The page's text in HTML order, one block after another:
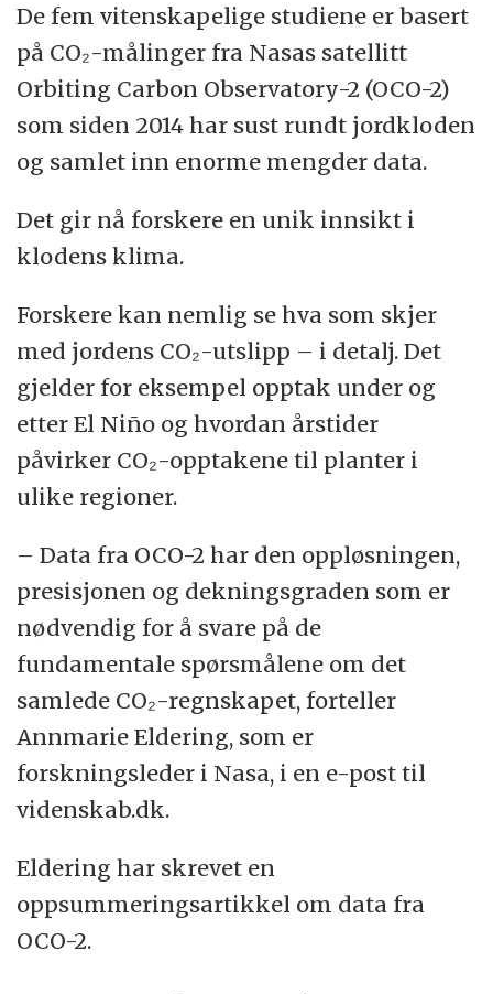
det samlede bidraget til den globale
oppvarmingen.
De fem vitenskapelige studiene er basert
på CO₂-målinger fra Nasas satellitt
Orbiting Carbon Observatory-2 (OCO-2)
som siden 2014 har sust rundt jordkloden
og samlet inn enorme mengder data.
Det gir nå forskere en unik innsikt i
klodens klima.
Forskere kan nemlig se hva som skjer
med jordens CO₂-utslipp – i detalj. Det
gjelder for eksempel opptak under og
etter El Niño og hvordan årstider
påvirker CO₂-opptakene til planter i
ulike regioner.
– Data fra OCO-2 har den oppløsningen,
presisjonen og dekningsgraden som er
nødvendig for å svare på de
fundamentale spørsmålene om det
samlede CO₂-regnskapet, forteller
Annmarie Eldering, som er
forskningsleder i Nasa, i en e-post til
videnskab.dk.
Eldering har skrevet en
oppsummeringsartikkel om data fra
OCO-2.